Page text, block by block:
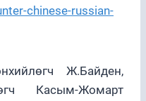
chinese-russian-
Ж.Байден,
Касым-Жомарт